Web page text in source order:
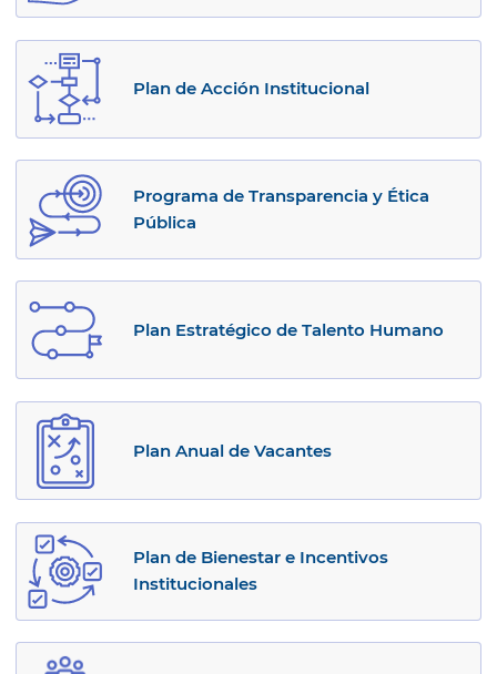
Plan de Acción Institucional
Programa de Transparencia y Ética
Pública
Plan Estratégico de Talento Humano
Plan Anual de Vacantes
Plan de Bienestar e Incentivos
Institucionales